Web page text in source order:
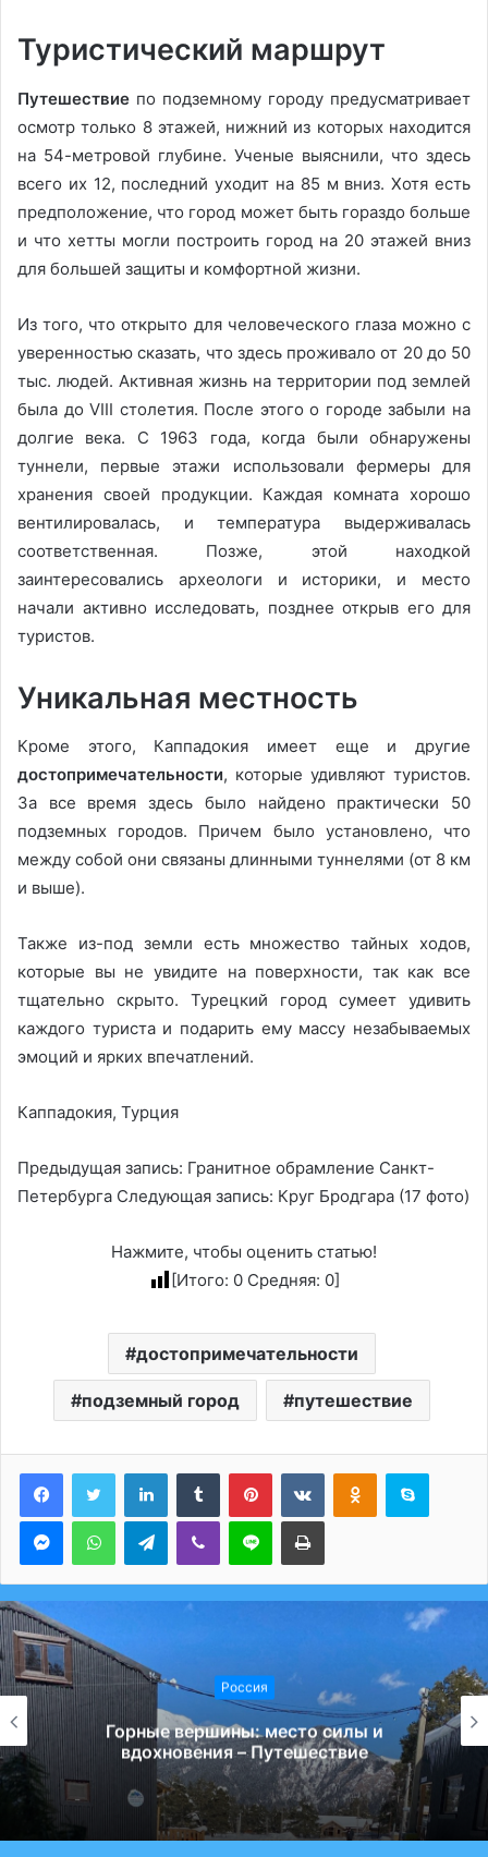
Туристический маршрут
Путешествие по подземному городу предусматривает
осмотр только 8 этажей, нижний из которых находится
на 54-метровой глубине. Ученые выяснили, что здесь
всего их 12, последний уходит на 85 м вниз. Хотя есть
предположение, что город может быть гораздо больше
и что хетты могли построить город на 20 этажей вниз
для большей защиты и комфортной жизни.
Из того, что открыто для человеческого глаза можно с
уверенностью сказать, что здесь проживало от 20 до 50
тыс. людей. Активная жизнь на территории под землей
была до VIII столетия. После этого о городе забыли на
долгие века. С 1963 года, когда были обнаружены
туннели, первые этажи использовали фермеры для
хранения своей продукции. Каждая комната хорошо
вентилировалась, и температура выдерживалась
соответственная. Позже, этой находкой
заинтересовались археологи и историки, и место
начали активно исследовать, позднее открыв его для
туристов.
Уникальная местность
Кроме этого, Каппадокия имеет еще и другие
достопримечательности, которые удивляют туристов.
За все время здесь было найдено практически 50
подземных городов. Причем было установлено, что
между собой они связаны длинными туннелями (от 8 км
и выше).
Также из-под земли есть множество тайных ходов,
которые вы не увидите на поверхности, так как все
тщательно скрыто. Турецкий город сумеет удивить
каждого туриста и подарить ему массу незабываемых
эмоций и ярких впечатлений.
Каппадокия, Турция
Предыдущая запись: Гранитное обрамление Санкт-
Петербурга Следующая запись: Круг Бродгара (17 фото)
Нажмите, чтобы оценить статью!
[Итого: 0Средняя: 0]
достопримечательности
подземный город путешествие
LinkedInTumblr PinterestВконтактеОдноклассники
Skype
MessengerWhatsAppTelegramViber Line Печатать
Россия
Горные вершины: место силы и
вдохновения – Путешествие